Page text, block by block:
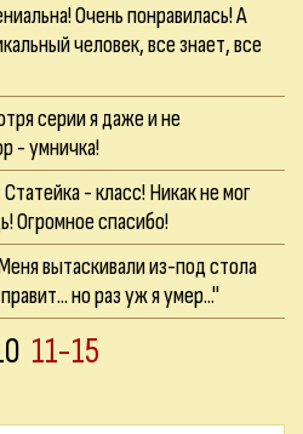
Очень понравилась! А
человек, все знает, все
серии я даже и не
- умничка!
Статейка - класс! Никак не мог
Огромное спасибо!
вытаскивали из-под стола
но раз уж я умер..."
11-15